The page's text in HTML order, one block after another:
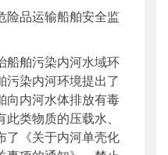
险品运输船舶安全监
船舶污染内河水域环
污染内河环境提出了
向内河水体排放有毒
类物质的压载水、
了《关于内河单壳化